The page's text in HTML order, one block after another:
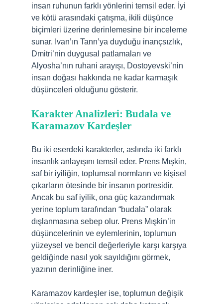
insan ruhunun farklı yönlerini temsil eder. İyi
ve kötü arasındaki çatışma, ikili düşünce
biçimleri üzerine derinlemesine bir inceleme
sunar. Ivan’ın Tanrı’ya duyduğu inançsızlık,
Dmitri’nin duygusal patlamaları ve
Alyosha’nın ruhani arayışı, Dostoyevski’nin
insan doğası hakkında ne kadar karmaşık
düşünceleri olduğunu gösterir.
Karakter Analizleri: Budala ve
Karamazov Kardeşler
Bu iki eserdeki karakterler, aslında iki farklı
insanlık anlayışını temsil eder. Prens Mışkin,
saf bir iyiliğin, toplumsal normların ve kişisel
çıkarların ötesinde bir insanın portresidir.
Ancak bu saf iyilik, ona güç kazandırmak
yerine toplum tarafından “budala” olarak
dışlanmasına sebep olur. Prens Mışkin’in
düşüncelerinin ve eylemlerinin, toplumun
yüzeysel ve bencil değerleriyle karşı karşıya
geldiğinde nasıl yok sayıldığını görmek,
yazının derinliğine iner.
Karamazov kardeşler ise, toplumun değişik